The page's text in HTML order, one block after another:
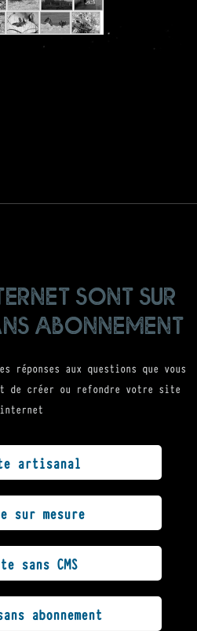
sont sur
abonnement
réponses aux questions que vous
de créer ou refondre votre site
internet
artisanal
sur mesure
sans CMS
abonnement